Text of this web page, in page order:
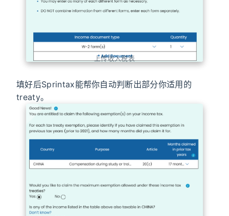
上传收入税表
填好后Sprintax能帮你自动判断出部分你适用的
treaty。